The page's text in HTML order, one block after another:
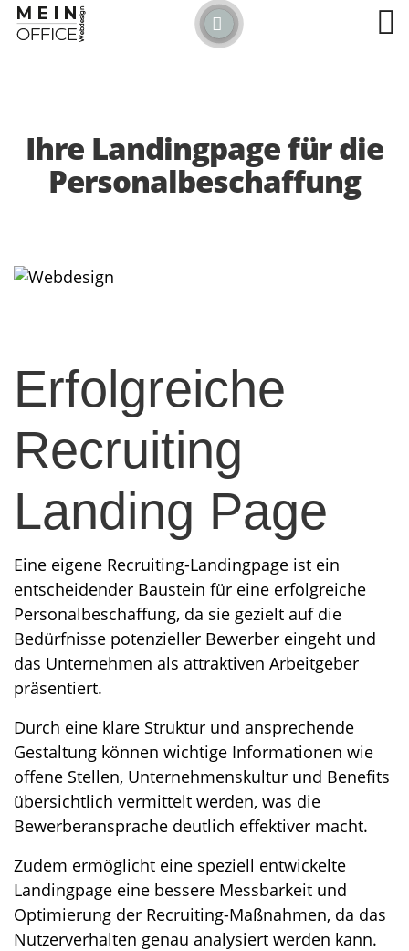
Detected no support for Speech Synthesis
Ihre Landingpage für die
Personalbeschaffung
Erfolgreiche
Recruiting
Landing Page
Eine eigene Recruiting-Landingpage ist ein
entscheidender Baustein für eine erfolgreiche
Personalbeschaffung, da sie gezielt auf die
Bedürfnisse potenzieller Bewerber eingeht und
das Unternehmen als attraktiven Arbeitgeber
präsentiert.
Durch eine klare Struktur und ansprechende
Gestaltung können wichtige Informationen wie
offene Stellen, Unternehmenskultur und Benefits
übersichtlich vermittelt werden, was die
Bewerberansprache deutlich effektiver macht.
Zudem ermöglicht eine speziell entwickelte
Landingpage eine bessere Messbarkeit und
Optimierung der Recruiting-Maßnahmen, da das
Nutzerverhalten genau analysiert werden kann.